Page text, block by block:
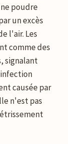
poudre
un excès
l'air. Les
comme des
signalant
causée par
n'est pas